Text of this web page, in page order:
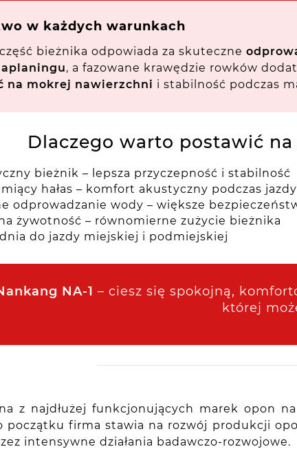
w każdych warunkach
bieżnika odpowiada za skuteczne
, a fazowane krawędzie rowków
na mokrej nawierzchni i stabilność podczas
Dlaczego warto postawić
bieżnik – lepsza przyczepność i stabilność
hałas – komfort akustyczny podczas jazdy
odprowadzanie wody – większe
żywotność – równomierne zużycie bieżnika
do jazdy miejskiej i podmiejskiej
NA-1 – ciesz się spokojną,
której
z najdłużej funkcjonujących marek opon
początku firma stawia na rozwój produkcji
intensywne działania badawczo-rozwojowe.